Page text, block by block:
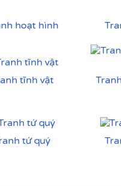
hoạt hình
tĩnh vật
tứ quý